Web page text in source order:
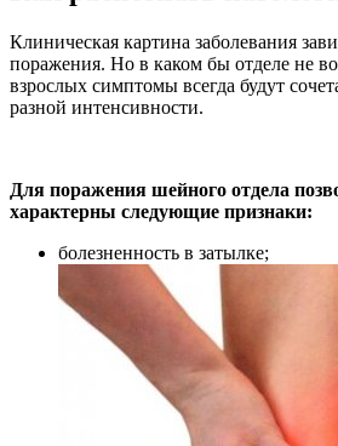
Клиническая картина заболевания
поражения. Но в каком бы отделе не
взрослых симптомы всегда будут
разной интенсивности.
Для поражения шейного отдела
характерны следующие признаки:
болезненность в затылке;